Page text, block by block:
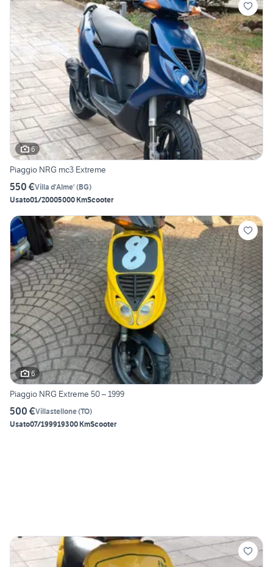
6
Piaggio NRG mc3 Extreme
550 €Villa d'Alme' (BG)
Usato01/20005000 KmScooter
6
Piaggio NRG Extreme 50 – 1999
500 €Villastellone(TO)
Usato07/199919300 KmScooter